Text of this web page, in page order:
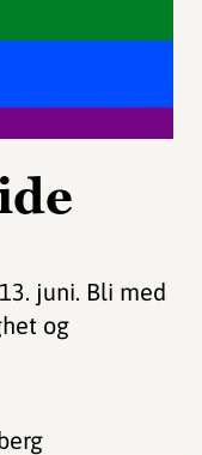
juni. Bli med
og